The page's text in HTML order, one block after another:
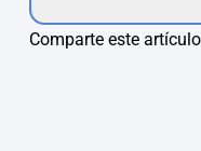
Comparte este